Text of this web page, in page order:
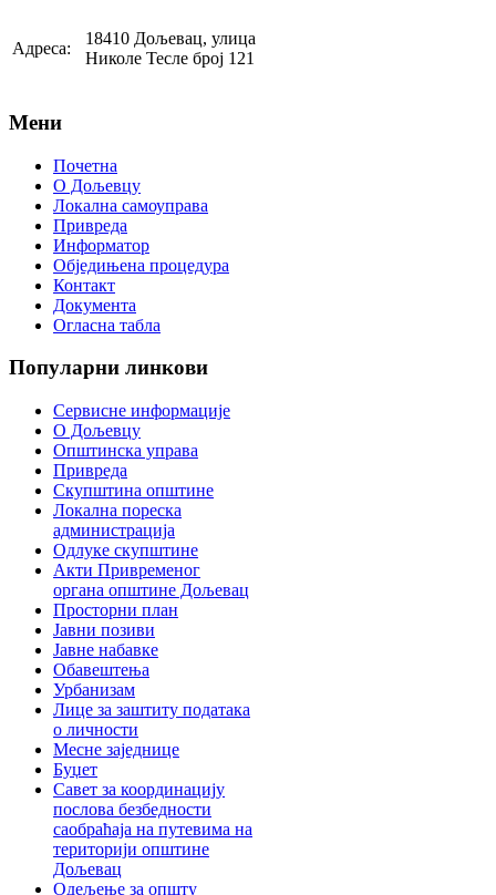
Адреса:
18410 Дољевац, улица
Николе Тесле број 121
Мени
Почетна
О Дољевцу
Локална самоуправа
Привреда
Информатор
Обједињена процедура
Контакт
Документа
Огласна табла
Популарни линкови
Сервисне информације
О Дољевцу
Општинска управа
Привреда
Скупштина општине
Локална пореска
администрација
Одлуке скупштине
Акти Привременог
органа општине Дољевац
Просторни план
Јавни позиви
Јавне набавке
Обавештења
Урбанизам
Лице за заштиту података
о личности
Месне заједнице
Буџет
Савет за координацију
послова безбедности
саобраћаја на путевима на
територији општине
Дољевац
Одељење за општу